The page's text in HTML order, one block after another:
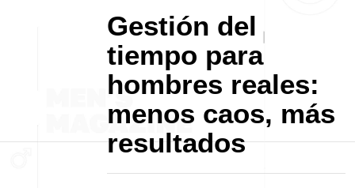
Gestión del
tiempo para
hombres reales:
menos caos, más
resultados